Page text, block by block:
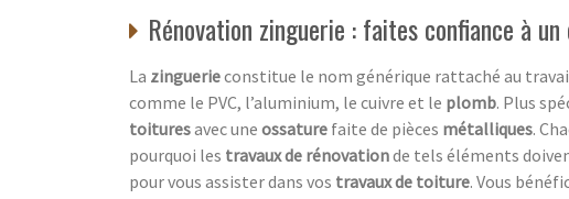
Rénovation zinguerie : faites confiance à
La zinguerieconstitue le nom générique rattaché au
comme le PVC, l’aluminium, le cuivre et le plomb. Plus
toituresavec une ossature faite de pièces métalliques.
pourquoi les travaux de rénovationde tels éléments
pour vous assister dans vos travaux de toiture. Vous